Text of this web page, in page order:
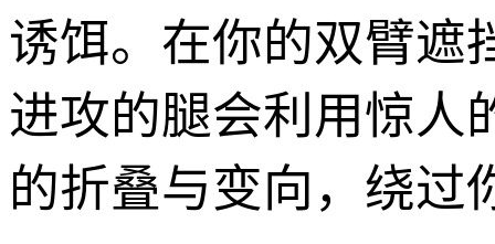
诱饵。在你的双臂遮
进攻的腿会利用惊人
的折叠与变向，绕过